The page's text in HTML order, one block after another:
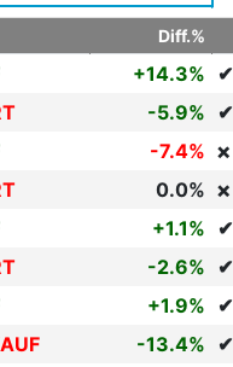
Diff.%
+14.3% ✔
-5.9% ✔
-7.4% ❌
0.0% ❌
+1.1% ✔
-2.6% ✔
+1.9% ✔
-13.4% ✔